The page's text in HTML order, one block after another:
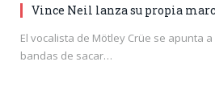
Vince Neil lanza su propia
El vocalista de Mötley Crüe se apunta
bandas de sacar…